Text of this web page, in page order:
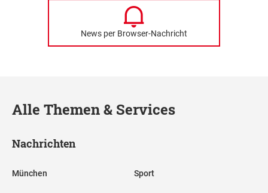
News per Browser-Nachricht
Alle Themen & Services
Nachrichten
München Sport